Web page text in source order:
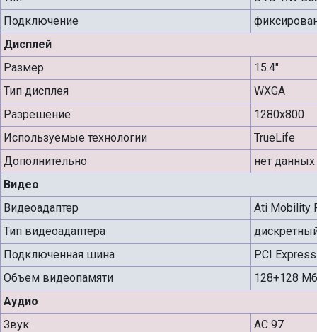
Подключение
Дисплей
Размер
15.4"
Тип дисплея
WXGA
Разрешение
1280x800
Используемые технологии
TrueLife
Дополнительно
нет данных
Видео
Видеоадаптер
Ati Mobility
Тип видеоадаптера
Подключенная шина
PCI Express
Объем видеопамяти
128+128 Мб
Аудио
Звук
AC 97